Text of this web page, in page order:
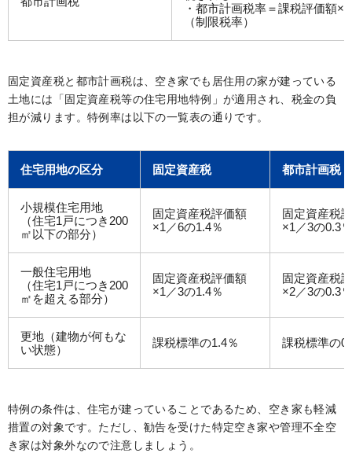
・都市計画税率＝課税評価額
（制限税率）
固定資産税と都市計画税は、空き家でも居住用の家が建っている
土地には「固定資産税等の住宅用地特例」が適用され、税金の負
担が減ります。特例率は以下の一覧表の通りです。
住宅用地の区分 固定資産税 都市計画税
小規模住宅用地
（住宅1戸につき200
㎡以下の部分）
固定資産税評価額
×1／6の1.4％
固定資産税
×1／3の0.3％
一般住宅用地
（住宅1戸につき200
㎡を超える部分）
固定資産税評価額
×1／3の1.4％
固定資産税
×2／3の0.3％
更地（建物が何もな
い状態）
課税標準の1.4％ 課税標準の
特例の条件は、住宅が建っていることであるため、空き家も軽減
措置の対象です。ただし、勧告を受けた特定空き家や管理不全空
き家は対象外なので注意しましょう。